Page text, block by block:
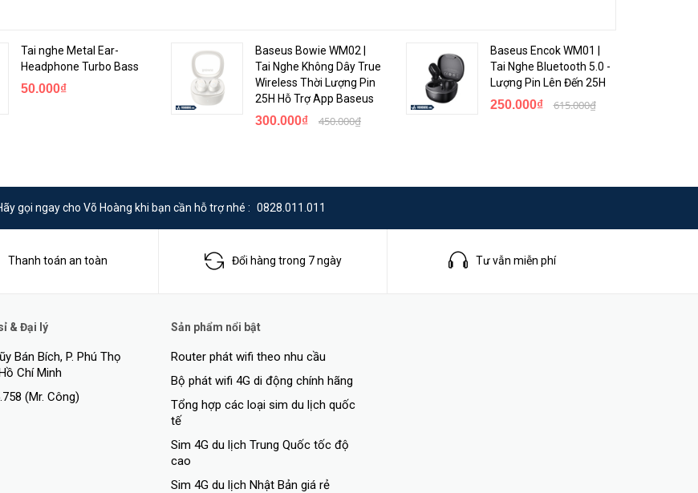
Tai nghe Metal Ear-
Headphone Turbo Bass
50.000₫
Baseus Bowie WM02 |
Tai Nghe Không Dây True
Wireless Thời Lượng Pin
25H Hỗ Trợ App Baseus
300.000₫ 450.000₫
Baseus Encok WM01 |
Tai Nghe Bluetooth 5.0 -
Lượng Pin Lên Đến 25H
250.000₫ 615.000₫
gọi ngay cho Võ Hoàng khi bạn cần hỗ trợ nhé : 0828.011.011
Thanh toán an toàn Đổi hàng trong 7 ngày Tư vẫn miễn phí
& Đại lý
Bán Bích, P. Phú Thọ
Chí Minh
(Mr. Công)
Sản phẩm nổi bật
Router phát wifi theo nhu cầu
Bộ phát wifi 4G di động chính hãng
Tổng hợp các loại sim du lịch quốc
tế
Sim 4G du lịch Trung Quốc tốc độ
cao
Sim 4G du lịch Nhật Bản giá rẻ